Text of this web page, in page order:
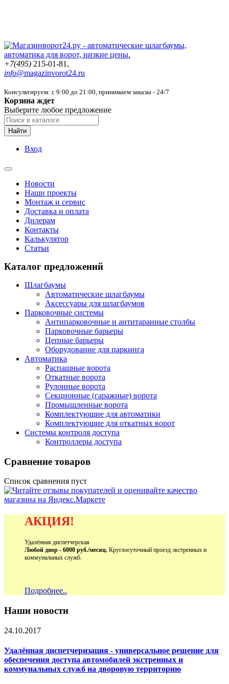
+7(495) 215-01-81,
info@magazinvorot24.ru
Консультируем: с 9:00 до 21:00, принимаем заказы - 24/7
Корзина ждет
Выберите любое предложение
Найти
Вход
Новости
Наши проекты
Монтаж и сервис
Доставка и оплата
Дилерам
Контакты
Калькулятор
Статьи
Каталог предложений
Шлагбаумы
Автоматические шлагбаумы
Аксессуары для шлагбаумов
Парковочные системы
Антипарковочные и антитаранные столбы
Парковочные барьеры
Цепные барьеры
Оборудование для паркинга
Автоматика
Распашные ворота
Откатные ворота
Рулонные ворота
Секционные (гаражные) ворота
Промышленные ворота
Комплектующие для автоматики
Комплектующие для откатных ворот
Системы контроля доступа
Контроллеры доступа
Сравнение товаров
Список сравнения пуст
АКЦИЯ!
Удалённая диспетчерская
Любой двор - 6000 руб./месяц. Круглосуточный проезд экстренных и
коммунальных служб.
Подробнее..
Наши новости
24.10.2017
Удалённая диспетчеризация - универсальное решение для
обеспечения доступа автомобилей экстренных и
коммунальных служб на дворовую территорию